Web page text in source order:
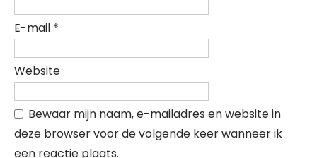
E-mail *
Website
Bewaar mijn naam, e-mailadres en website in
deze browser voor de volgende keer wanneer ik
een reactie plaats.